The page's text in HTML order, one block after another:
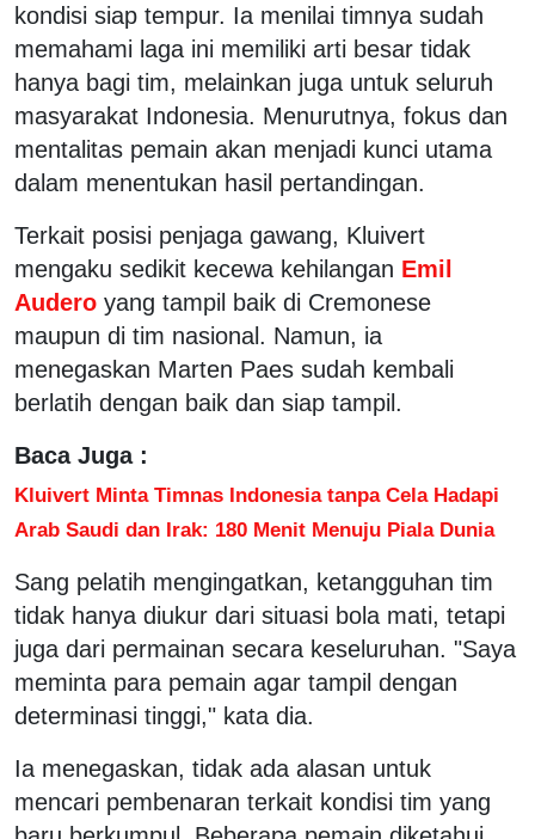
kondisi siap tempur. Ia menilai timnya sudah
memahami laga ini memiliki arti besar tidak
hanya bagi tim, melainkan juga untuk seluruh
masyarakat Indonesia. Menurutnya, fokus dan
mentalitas pemain akan menjadi kunci utama
dalam menentukan hasil pertandingan.
Terkait posisi penjaga gawang, Kluivert
mengaku sedikit kecewa kehilangan Emil
Audero yang tampil baik di Cremonese
maupun di tim nasional. Namun, ia
menegaskan Marten Paes sudah kembali
berlatih dengan baik dan siap tampil.
Baca Juga :
Kluivert Minta Timnas Indonesia tanpa Cela Hadapi
Arab Saudi dan Irak: 180 Menit Menuju Piala Dunia
Sang pelatih mengingatkan, ketangguhan tim
tidak hanya diukur dari situasi bola mati, tetapi
juga dari permainan secara keseluruhan. "Saya
meminta para pemain agar tampil dengan
determinasi tinggi," kata dia.
Ia menegaskan, tidak ada alasan untuk
mencari pembenaran terkait kondisi tim yang